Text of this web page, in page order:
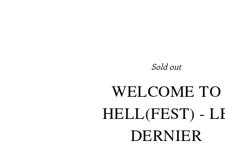
Sold out
WELCOME TO
HELL(FEST) -
DERNIER